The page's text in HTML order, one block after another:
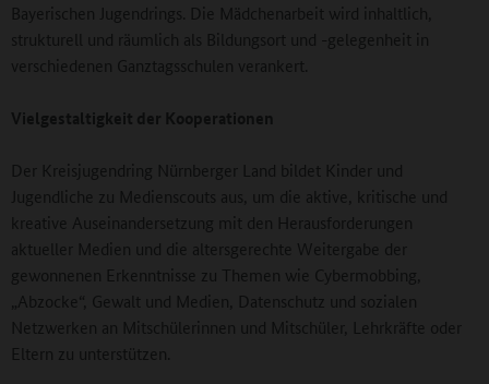
Bayerischen Jugendrings. Die Mädchenarbeit wird inhaltlich,
strukturell und räumlich als Bildungsort und -gelegenheit in
verschiedenen Ganztagsschulen verankert.
Vielgestaltigkeit der Kooperationen
Der Kreisjugendring Nürnberger Land bildet Kinder und
Jugendliche zu Medienscouts aus, um die aktive, kritische und
kreative Auseinandersetzung mit den Herausforderungen
aktueller Medien und die altersgerechte Weitergabe der
gewonnenen Erkenntnisse zu Themen wie Cybermobbing,
„Abzocke“, Gewalt und Medien, Datenschutz und sozialen
Netzwerken an Mitschülerinnen und Mitschüler, Lehrkräfte oder
Eltern zu unterstützen.